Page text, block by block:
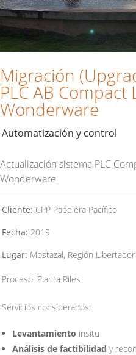
Migración
PLC AB Compact
Wonderware
Automatización y control
Actualización sistema PLC
Wonderware
Cliente: CPP Papelera Pacífico
Fecha: 2019
Lugar: Mostazal, Región
Proceso: Planta Riles
Servicios considerados:
Levantamiento insitu
Análisis de factibilidad y